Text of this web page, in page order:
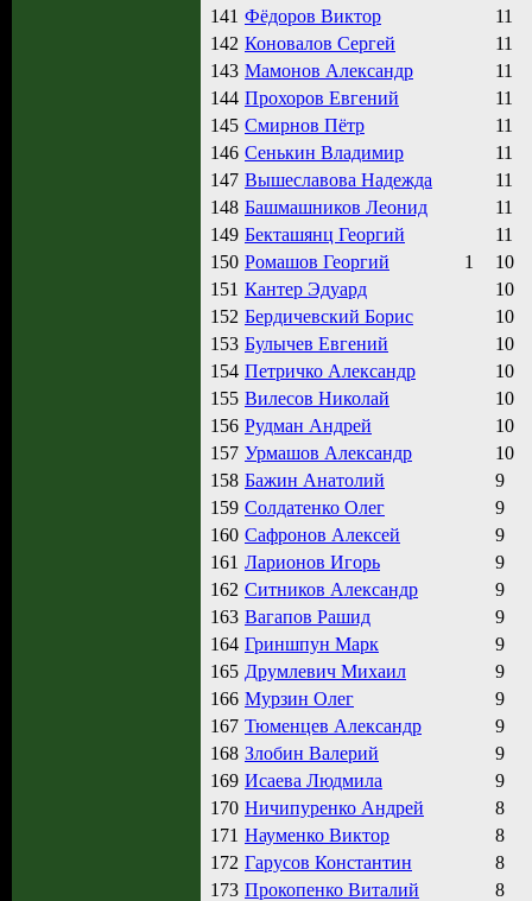
141 Фёдоров Виктор
11
142 Коновалов Сергей
11
143 Мамонов Александр
11
144 Прохоров Евгений
11
145 Смирнов Пётр
11
146 Сенькин Владимир
11
147 Вышеславова Надежда
11
148 Башмашников Леонид
11
149 Бекташянц Георгий
11
150 Ромашов Георгий 1
10
151 Кантер Эдуард
10
152 Бердичевский Борис
10
153 Булычев Евгений
10
154 Петричко Александр
10
155 Вилесов Николай
10
156 Рудман Андрей
10
157 Урмашов Александр
10
158 Бажин Анатолий
9
159 Солдатенко Олег
9
160 Сафронов Алексей
9
161 Ларионов Игорь
9
162 Ситников Александр
9
163 Вагапов Рашид
9
164 Гриншпун Марк
9
165 Друмлевич Михаил
9
166 Мурзин Олег
9
167 Тюменцев Александр
9
168 Злобин Валерий
9
169 Исаева Людмила
9
170 Ничипуренко Андрей
8
171 Науменко Виктор
8
172 Гарусов Константин
8
173 Прокопенко Виталий
8